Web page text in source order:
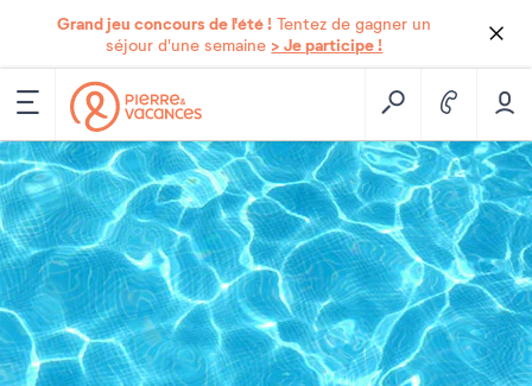
Grand jeu concours de l'été ! Tentez de gagner un
séjour d'une semaine > Je participe !